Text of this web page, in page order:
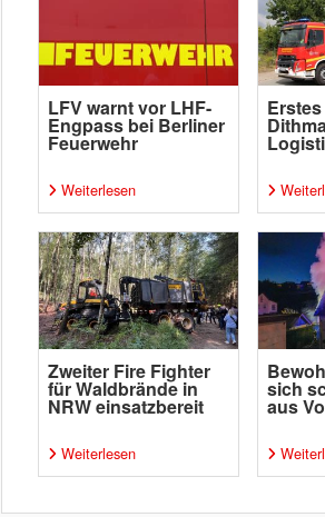
LFV warnt vor LHF-
Engpass bei Berliner
Feuerwehr
Weiterlesen
Zweiter Fire Fighter
für Waldbrände in
NRW einsatzbereit
Weiterlesen
sich
aus